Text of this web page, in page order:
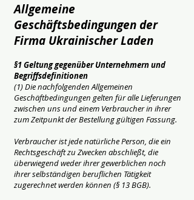
Allgemeine
Geschäftsbedingungen der
Firma Ukrainischer Laden
§1 Geltung gegenüber Unternehmern und
Begriffsdefinitionen
(1) Die nachfolgenden Allgemeinen
Geschäftbedingungen gelten für alle Lieferungen
zwischen uns und einem Verbraucher in ihrer
zum Zeitpunkt der Bestellung gültigen Fassung.
Verbraucher ist jede natürliche Person, die ein
Rechtsgeschäft zu Zwecken abschließt, die
überwiegend weder ihrer gewerblichen noch
ihrer selbständigen beruflichen Tätigkeit
zugerechnet werden können (§ 13 BGB).